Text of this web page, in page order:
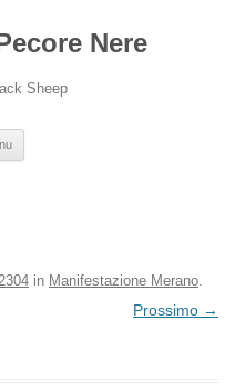
Nere
Sheep
in Manifestazione Merano.
Prossimo →